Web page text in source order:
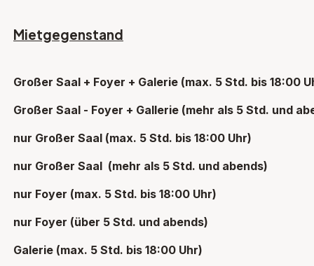
Mietgegenstand
Großer Saal + Foyer + Galerie (max. 5 Std. bis 18:00
Großer Saal - Foyer + Gallerie (mehr als 5 Std. und
nur Großer Saal (max. 5 Std. bis 18:00 Uhr)
nur Großer Saal (mehr als 5 Std. und abends)
nur Foyer (max. 5 Std. bis 18:00 Uhr)
nur Foyer (über 5 Std. und abends)
Galerie (max. 5 Std. bis 18:00 Uhr)